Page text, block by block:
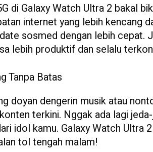
di Galaxy Watch Ultra 2 bakal
internet yang lebih kencang
sosmed dengan lebih cepat.
lebih produktif dan selalu
Tanpa Batas
doyan dengerin musik atau
terkini. Nggak ada lagi
idol kamu. Galaxy Watch Ultra
tol tengah malam!